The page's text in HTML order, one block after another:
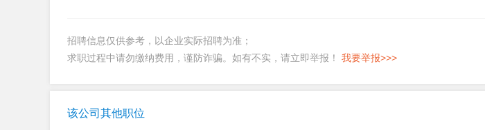
招聘信息仅供参考，以企业实际招聘为准；
求职过程中请勿缴纳费用，谨防诈骗。如有不实，请立即举报！ 我要举报>>>
该公司其他职位